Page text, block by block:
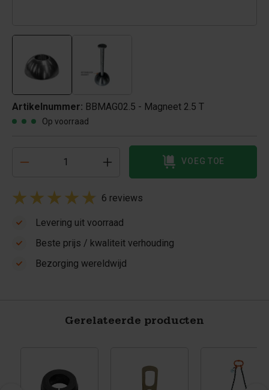
Artikelnummer: BBMAG02.5 - Magneet 2.5 T
Op voorraad
VOEG TOE
6 reviews
Levering uit voorraad
Beste prijs / kwaliteit verhouding
Bezorging wereldwijd
Gerelateerde producten